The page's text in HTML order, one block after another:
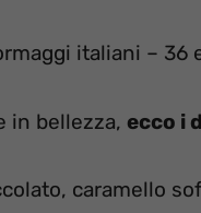
italiani – 36
in bellezza, ecco i
caramello